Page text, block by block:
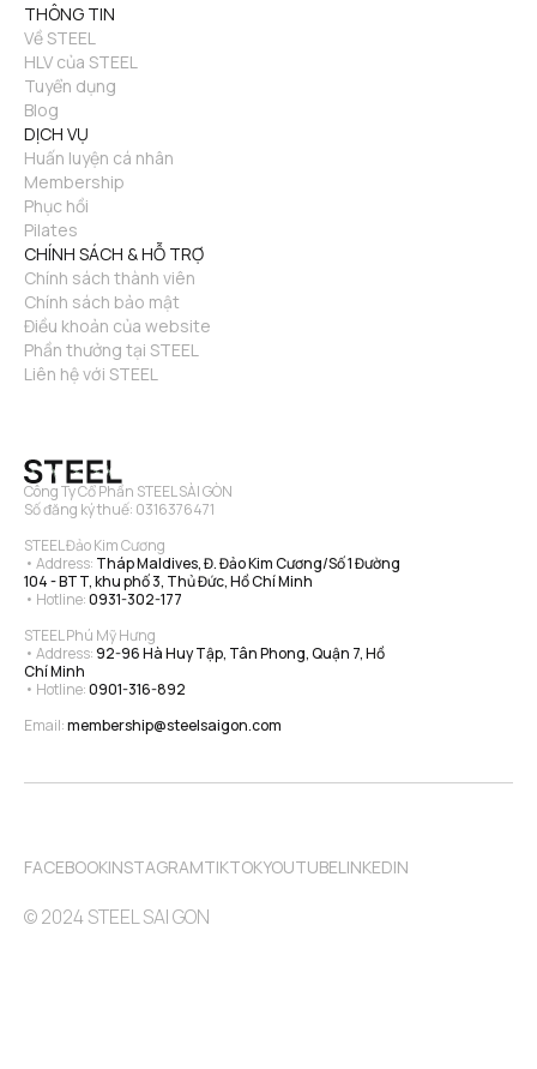
Công Ty Cổ Phần STEEL SÀI GÒN
Số đăng ký thuế: 0316376471
STEEL Đảo Kim Cương
• Address: Tháp Maldives, Đ. Đảo Kim Cương/Số 1 Đường
104 - BTT, khu phố 3, Thủ Đức, Hồ Chí Minh
• Hotline: 0931-302-177
STEEL Phú Mỹ Hưng
• Address: 92-96 Hà Huy Tập, Tân Phong, Quận 7, Hồ
Chí Minh
• Hotline: 0901-316-892
Email: membership@steelsaigon.com
THÔNG TIN
Về STEEL
HLV của STEEL
Tuyển dụng
Blog
DỊCH VỤ
Huấn luyện cá nhân
Membership
Phục hồi
Pilates
CHÍNH SÁCH & HỖ TRỢ
Chính sách thành viên
Chính sách bảo mật
Điều khoản của website
Phần thưởng tại STEEL
Liên hệ với STEEL
FACEBOOKINSTAGRAMTIKTOKYOUTUBELINKEDIN
© 2024 STEEL SAI GON